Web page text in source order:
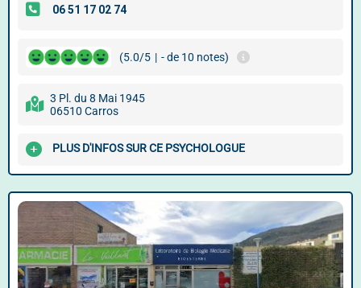
(5.0/5 | - de 10 notes)
3 Pl. du 8 Mai 1945
06510 Carros
PLUS D'INFOS SUR CE PSYCHOLOGUE